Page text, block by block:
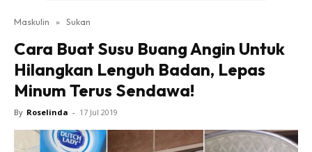
Maskulin » Sukan
Cara Buat Susu Buang Angin Untuk
Hilangkan Lenguh Badan, Lepas
Minum Terus Sendawa!
By Roselinda - 17 Jul 2019